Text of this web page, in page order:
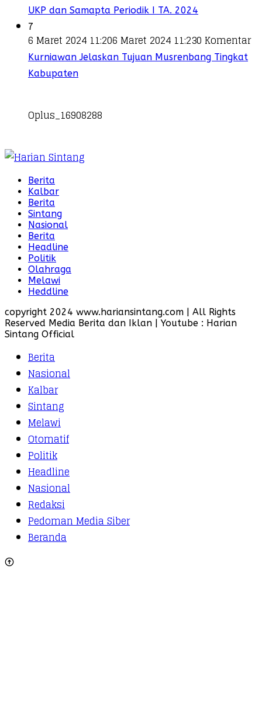
UKP dan Samapta Periodik I TA. 2024
7
6 Maret 2024 11:206 Maret 2024 11:230 Komentar
Kurniawan Jelaskan Tujuan Musrenbang Tingkat
Kabupaten
Oplus_16908288
Berita
Kalbar
Berita
Sintang
Nasional
Berita
Headline
Politik
Olahraga
Melawi
Heddline
copyright 2024 www.hariansintang.com | All Rights
Reserved Media Berita dan Iklan | Youtube : Harian
Sintang Official
Berita
Nasional
Kalbar
Sintang
Melawi
Otomatif
Politik
Headline
Nasional
Redaksi
Pedoman Media Siber
Beranda